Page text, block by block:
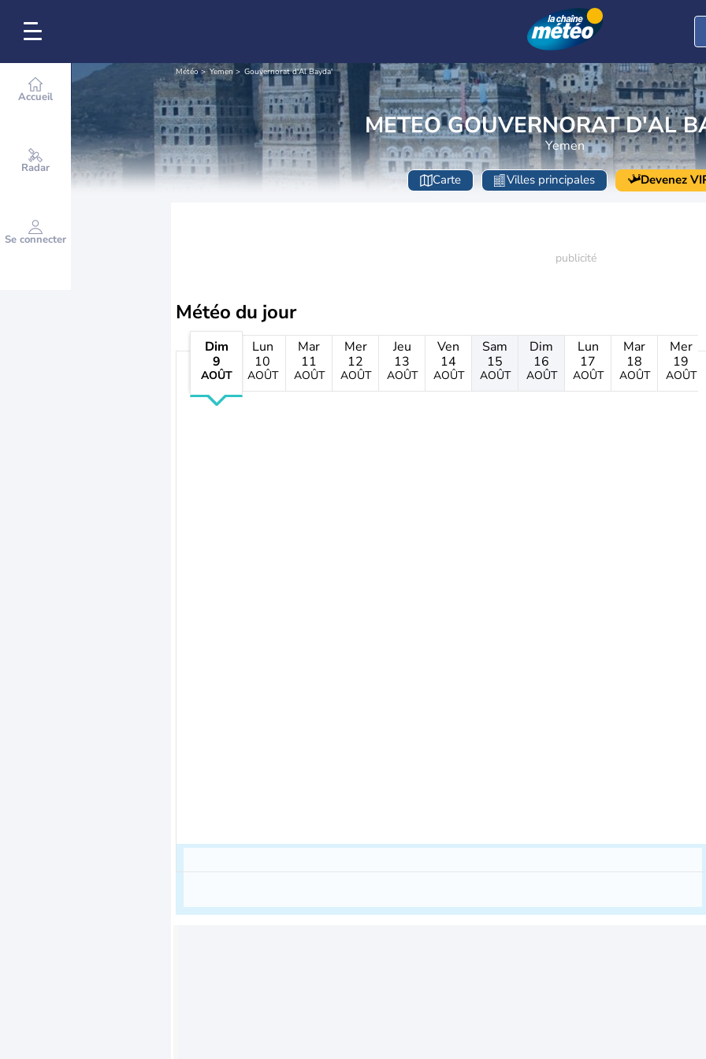
Accueil
Radar
Se connecter
Météo Yemen Gouvernorat d'Al Bayda'
METEO GOUVERNORAT D'AL
Yemen
Carte Villes principales Devenez
Météo du jour
Dim
9
AOÛT
Lun
10
AOÛT
Mar
11
AOÛT
Mer
12
AOÛT
Jeu
13
AOÛT
Ven
14
AOÛT
Sam
15
AOÛT
Dim
16
AOÛT
Lun
17
AOÛT
Mar
18
AOÛT
Mer
19
AOÛT